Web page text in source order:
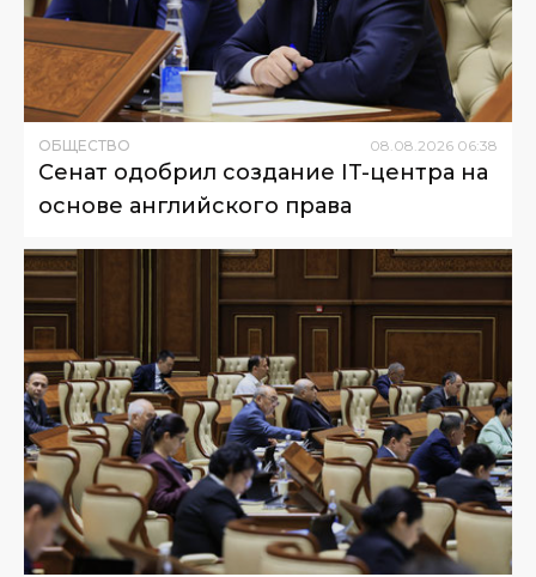
ОБЩЕСТВО 08.08.2026 06:38
Сенат одобрил создание IT-центра на
основе английского права